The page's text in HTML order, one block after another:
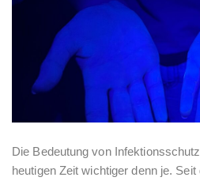
Die Bedeutung von
heutigen Zeit wichtiger denn je.